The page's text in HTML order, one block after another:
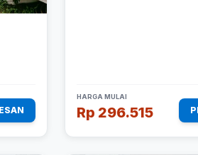
HARGA MULAI
Rp 296.515